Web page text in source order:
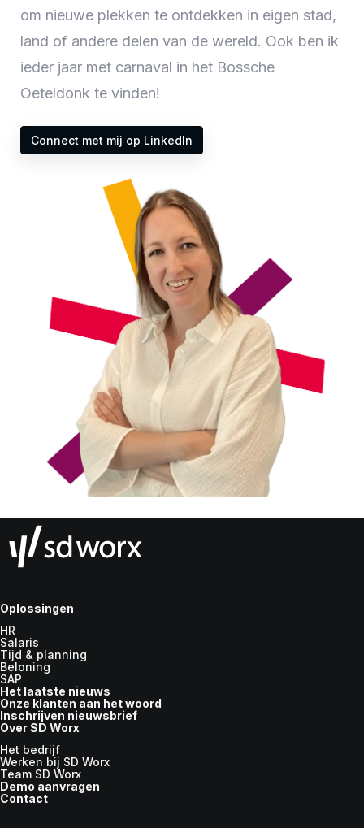
om nieuwe plekken te ontdekken in eigen stad,
land of andere delen van de wereld. Ook ben ik
ieder jaar met carnaval in het Bossche
Oeteldonk te vinden!
Connect met mij op LinkedIn
Oplossingen
HR
Salaris
Tijd & planning
Beloning
SAP
Het laatste nieuws
Onze klanten aan het woord
Inschrijven nieuwsbrief
Over SD Worx
Het bedrijf
Werken bij SD Worx
Team SD Worx
Demo aanvragen
Contact